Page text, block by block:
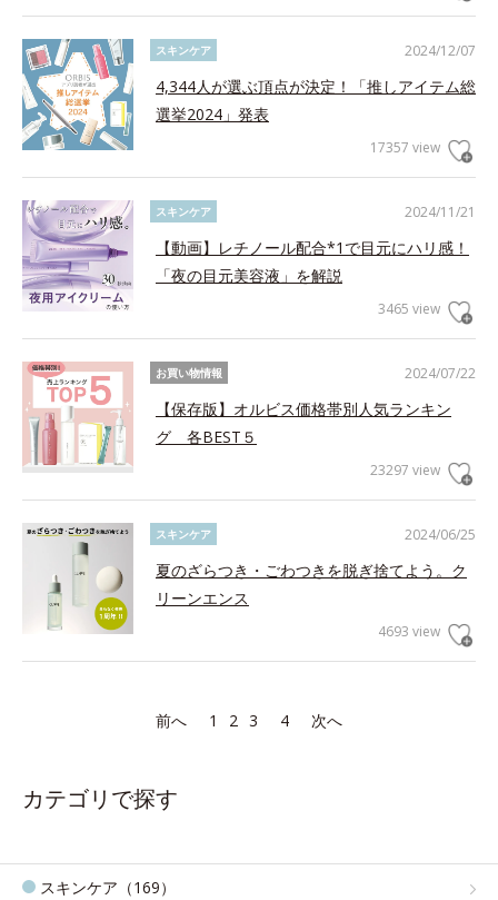
2024/12/07
スキンケア
4,344人が選ぶ頂点が決定！「推しアイテム総
選挙2024」発表
17357 view
2024/11/21
スキンケア
【動画】レチノール配合*1で目元にハリ感！
「夜の目元美容液」を解説
3465 view
2024/07/22
お買い物情報
【保存版】オルビス価格帯別人気ランキン
グ 各BEST５
23297 view
2024/06/25
スキンケア
夏のざらつき・ごわつきを脱ぎ捨てよう。ク
リーンエンス
4693 view
前へ 1 2 3 4 次へ
カテゴリで探す
スキンケア（169）